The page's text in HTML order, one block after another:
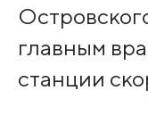
главным
станции